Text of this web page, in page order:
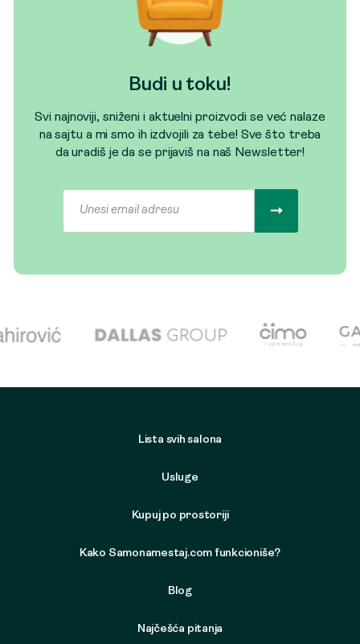
Budi u toku!
Svi najnoviji, sniženi i aktuelni proizvodi se već nalaze
na sajtu a mi smo ih izdvojili za tebe! Sve što treba
da uradiš je da se prijaviš na naš Newsletter!
Lista svih salona
Usluge
Kupuj po prostoriji
Kako Samonamestaj.com funkcioniše?
Blog
Najčešća pitanja